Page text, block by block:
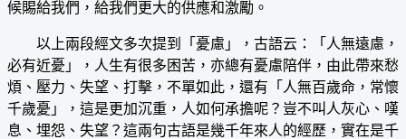
候賜給我們，給我們更大的供應和激勵。
以上兩段經文多次提到「憂慮」，古語云：「人無遠慮，
必有近憂」，人生有很多困苦，亦總有憂慮陪伴，由此帶來愁
煩、壓力、失望、打擊，不單如此，還有「人無百歲命，常懷
千歲憂」，這是更加沉重，人如何承擔呢？豈不叫人灰心、嘆
息、埋怨、失望？這兩句古語是幾千年來人的經歷，實在是千